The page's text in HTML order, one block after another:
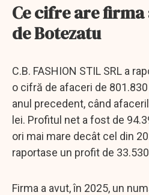
Ce cifre are
de Botezatu
C.B. FASHION STIL SRL a
o cifră de afaceri de
anul precedent, când
lei. Profitul net a fost de
ori mai mare decât cel din
raportase un profit de
Firma a avut, în 2025, un